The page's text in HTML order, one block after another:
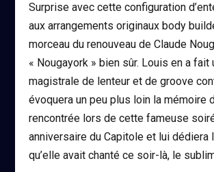
Surprise avec cette configuration
aux arrangements originaux body
morceau du renouveau de Claude
« Nougayork » bien sûr. Louis en a fait
magistrale de lenteur et de groove
évoquera un peu plus loin la mémoire
rencontrée lors de cette fameuse
anniversaire du Capitole et lui dédiera
qu’elle avait chanté ce soir-là, le